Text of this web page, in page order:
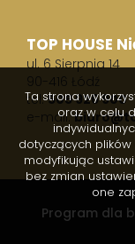
TOP HOUSE
ul. 6 Sierpnia 14
90-416 Łódź
tel.505 926 900
e-mail:
Program dla
Ta strona
oraz w celu
dotyczących
modyfikując
bez zmian
one